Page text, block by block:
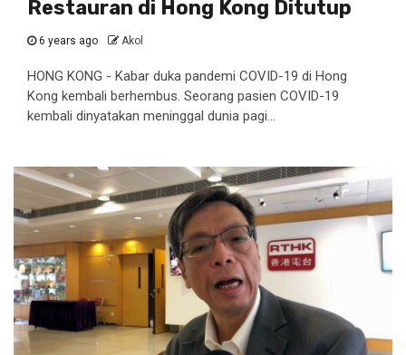
Restauran di Hong Kong Ditutup
6 years ago Akol
HONG KONG - Kabar duka pandemi COVID-19 di Hong
Kong kembali berhembus. Seorang pasien COVID-19
kembali dinyatakan meninggal dunia pagi...